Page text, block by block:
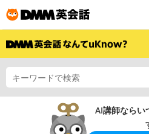
AI講師ならい